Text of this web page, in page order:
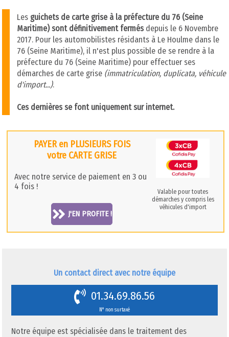
Les guichets de carte grise à la préfecture du 76 (Seine
Maritime) sont définitivement fermésdepuis le 6 Novembre
2017. Pour les automobilistes résidants à Le Houlme dans le
76 (Seine Maritime), il n'est plus possible de se rendre à la
préfecture du 76 (Seine Maritime) pour effectuer ses
démarches de carte grise (immatriculation, duplicata, véhicule
d'import...).
Ces dernières se font uniquement sur internet.
PAYER en PLUSIEURS FOIS
votre CARTE GRISE
Avec notre service de paiement en 3 ou
4 fois !
J'EN PROFITE !
Valable pour toutes
démarches y compris les
véhicules d'import
Un contact direct avec notre équipe
01.34.69.86.56
N° non surtaxé
Notre équipe est spécialisée dans le traitement des